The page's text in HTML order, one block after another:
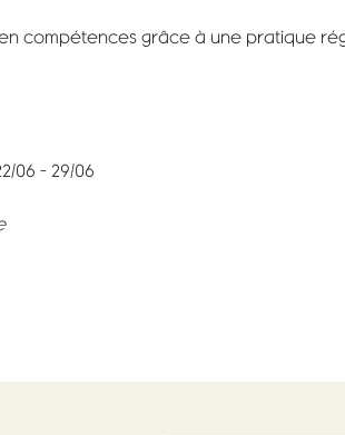
compétences grâce à une pratique
06 – 29/06